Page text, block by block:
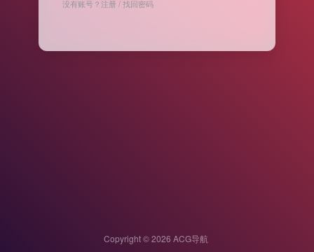
没有账号？注册/找回密码
Copyright © 2026 ACG导航